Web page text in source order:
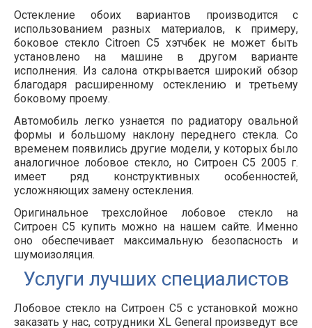
Остекление обоих вариантов производится с
использованием разных материалов, к примеру,
боковое стекло Citroen С5 хэтчбек не может быть
установлено на машине в другом варианте
исполнения. Из салона открывается широкий обзор
благодаря расширенному остеклению и третьему
боковому проему.
Автомобиль легко узнается по радиатору овальной
формы и большому наклону переднего стекла. Со
временем появились другие модели, у которых было
аналогичное лобовое стекло, но Ситроен С5 2005 г.
имеет ряд конструктивных особенностей,
усложняющих замену остекления.
Оригинальное трехслойное лобовое стекло на
Ситроен С5 купить можно на нашем сайте. Именно
оно обеспечивает максимальную безопасность и
шумоизоляция.
Услуги лучших специалистов
Лобовое стекло на Ситроен С5 с установкой можно
заказать у нас, сотрудники XL General произведут все